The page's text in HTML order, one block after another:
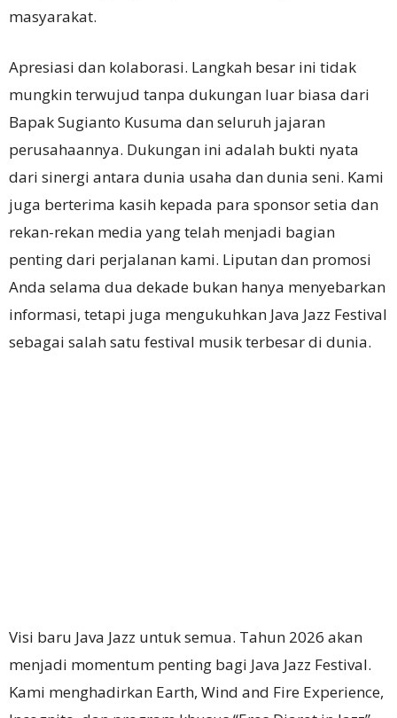
masyarakat.
Apresiasi dan kolaborasi. Langkah besar ini tidak
mungkin terwujud tanpa dukungan luar biasa dari
Bapak Sugianto Kusuma dan seluruh jajaran
perusahaannya. Dukungan ini adalah bukti nyata
dari sinergi antara dunia usaha dan dunia seni. Kami
juga berterima kasih kepada para sponsor setia dan
rekan-rekan media yang telah menjadi bagian
penting dari perjalanan kami. Liputan dan promosi
Anda selama dua dekade bukan hanya menyebarkan
informasi, tetapi juga mengukuhkan Java Jazz Festival
sebagai salah satu festival musik terbesar di dunia.
Visi baru Java Jazz untuk semua. Tahun 2026 akan
menjadi momentum penting bagi Java Jazz Festival.
Kami menghadirkan Earth, Wind and Fire Experience,